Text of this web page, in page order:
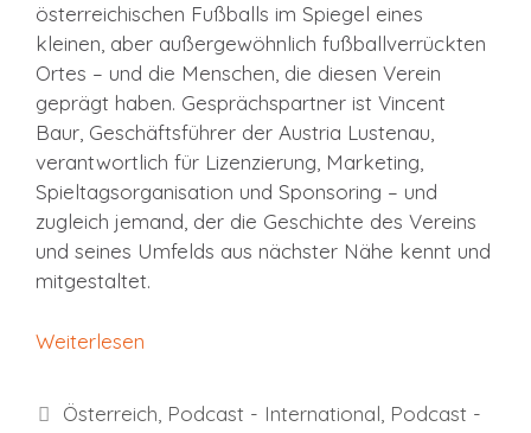
österreichischen Fußballs im Spiegel eines
kleinen, aber außergewöhnlich fußballverrückten
Ortes – und die Menschen, die diesen Verein
geprägt haben. Gesprächspartner ist Vincent
Baur, Geschäftsführer der Austria Lustenau,
verantwortlich für Lizenzierung, Marketing,
Spieltagsorganisation und Sponsoring – und
zugleich jemand, der die Geschichte des Vereins
und seines Umfelds aus nächster Nähe kennt und
mitgestaltet.
Weiterlesen
Kategorien
Österreich Podcast - International Podcast -